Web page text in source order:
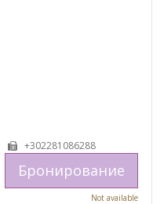
+302281086288
Бронирование
Not available